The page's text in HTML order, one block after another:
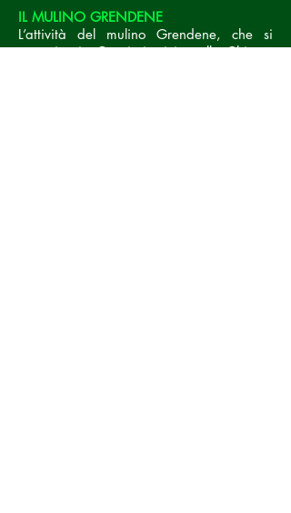
IL MULINO GRENDENE
L’attività del mulino Grendene, che si
trova in via Graziati, vicino alla Chiesa